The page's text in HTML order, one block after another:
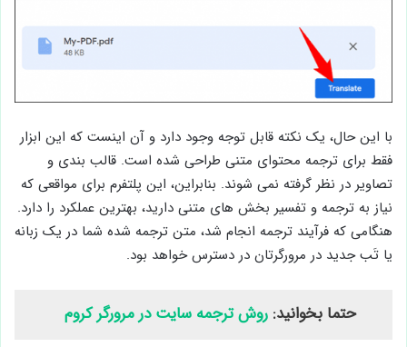
با این حال، یک نکته قابل توجه وجود دارد و آن اینست که این ابزار
فقط برای ترجمه محتوای متنی طراحی شده است. قالب بندی و
تصاویر در نظر گرفته نمی شوند. بنابراین، این پلتفرم برای مواقعی که
نیاز به ترجمه و تفسیر بخش‌ های متنی دارید، بهترین عملکرد را دارد.
هنگامی که فرآیند ترجمه انجام شد، متن ترجمه شده شما در یک زبانه
یا تَب جدید در مرورگرتان در دسترس خواهد بود.
حتما بخوانید: روش ترجمه سایت در مرورگر کروم